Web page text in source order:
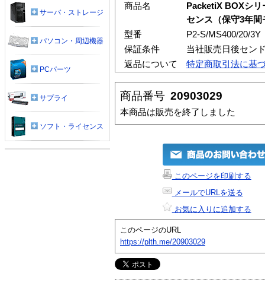
商品名
PacketiX BOXシ
センス（保守3年間
型番
P2-S/MS400/20/3Y
保証条件
当社販売日後セン
返品について
特定商取引法に基
商品番号 20903029
本商品は販売を終了しました
このページを印刷する
メールでURLを送る
お気に入りに追加する
このページのURL
https://plth.me/20903029
サーバ・ストレージ
パソコン・周辺機器
PCパーツ
サプライ
ソフト・ライセンス